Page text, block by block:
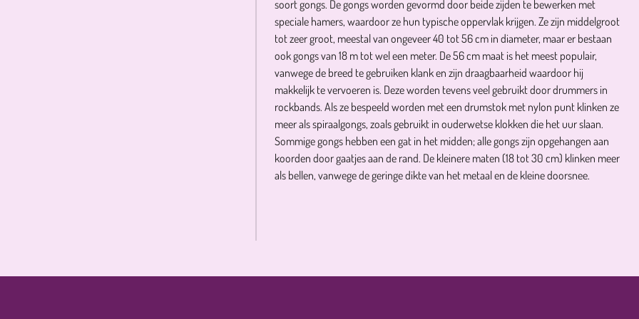
soort gongs. De gongs worden gevormd door beide zijden te bewerken met
speciale hamers, waardoor ze hun typische oppervlak krijgen. Ze zijn middelgroot
tot zeer groot, meestal van ongeveer 40 tot 56 cm in diameter, maar er bestaan
ook gongs van 18 m tot wel een meter. De 56 cm maat is het meest populair,
vanwege de breed te gebruiken klank en zijn draagbaarheid waardoor hij
makkelijk te vervoeren is. Deze worden tevens veel gebruikt door drummers in
rockbands. Als ze bespeeld worden met een drumstok met nylon punt klinken ze
meer als spiraalgongs, zoals gebruikt in ouderwetse klokken die het uur slaan.
Sommige gongs hebben een gat in het midden; alle gongs zijn opgehangen aan
koorden door gaatjes aan de rand. De kleinere maten (18 tot 30 cm) klinken meer
als bellen, vanwege de geringe dikte van het metaal en de kleine doorsnee.